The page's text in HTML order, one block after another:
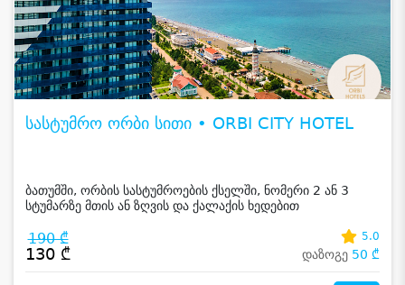
სასტუმრო ორბი სითი • ORBI CITY HOTEL
ბათუმში, ორბის სასტუმროების ქსელში, ნომერი 2 ან 3
სტუმარზე მთის ან ზღვის და ქალაქის ხედებით
190 ₾
130 ₾
5.0
დაზოგე 50 ₾